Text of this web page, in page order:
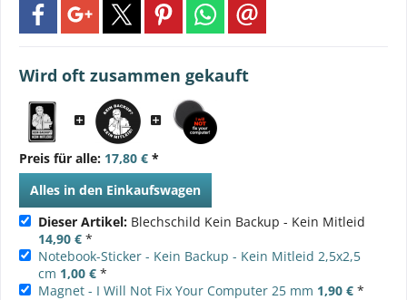
Wird oft zusammen gekauft
Preis für alle: 17,80 € *
Alles in den Einkaufswagen
Dieser Artikel: Blechschild Kein Backup - Kein Mitleid
14,90 € *
Notebook-Sticker - Kein Backup - Kein Mitleid 2,5x2,5
cm 1,00 € *
Magnet - I Will Not Fix Your Computer 25 mm 1,90 € *